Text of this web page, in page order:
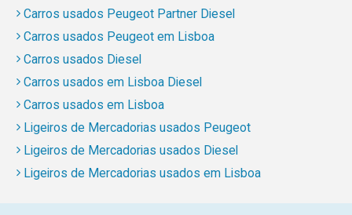
Carros usados Peugeot Partner Diesel
Carros usados Peugeot em Lisboa
Carros usados Diesel
Carros usados em Lisboa Diesel
Carros usados em Lisboa
Ligeiros de Mercadorias usados Peugeot
Ligeiros de Mercadorias usados Diesel
Ligeiros de Mercadorias usados em Lisboa